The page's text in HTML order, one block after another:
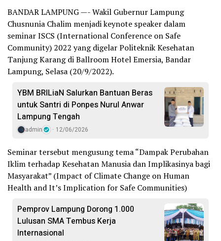
BANDAR LAMPUNG —- Wakil Gubernur Lampung
Chusnunia Chalim menjadi keynote speaker dalam
seminar ISCS (International Conference on Safe
Community) 2022 yang digelar Politeknik Kesehatan
Tanjung Karang di Ballroom Hotel Emersia, Bandar
Lampung, Selasa (20/9/2022).
YBM BRILiaN Salurkan Bantuan Beras
untuk Santri di Ponpes Nurul Anwar
Lampung Tengah
admin 12/06/2026
Seminar tersebut mengusung tema “Dampak Perubahan
Iklim terhadap Kesehatan Manusia dan Implikasinya bagi
Masyarakat” (Impact of Climate Change on Human
Health and It’s Implication for Safe Communities)
Pemprov Lampung Dorong 1.000
Lulusan SMA Tembus Kerja
Internasional